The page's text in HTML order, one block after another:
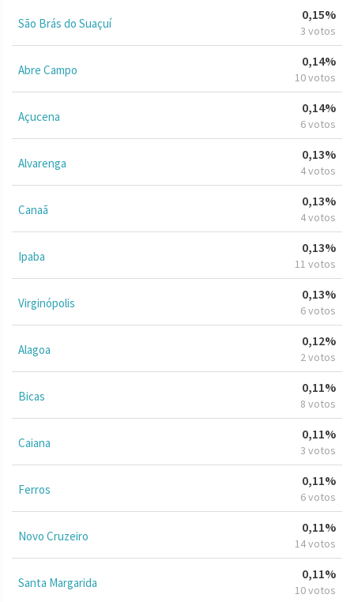
São Brás do Suaçuí
0,15%
3 votos
Abre Campo
0,14%
10 votos
Açucena
0,14%
6 votos
Alvarenga
0,13%
4 votos
Canaã
0,13%
4 votos
Ipaba
0,13%
11 votos
Virginópolis
0,13%
6 votos
Alagoa
0,12%
2 votos
Bicas
0,11%
8 votos
Caiana
0,11%
3 votos
Ferros
0,11%
6 votos
Novo Cruzeiro
0,11%
14 votos
Santa Margarida
0,11%
10 votos